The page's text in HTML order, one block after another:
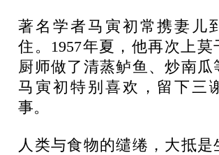
著名学者马寅初常携妻儿
住。1957年夏，他再次上莫
厨师做了清蒸鲈鱼、炒南瓜
马寅初特别喜欢，留下三
事。
人类与食物的缱绻，大抵是